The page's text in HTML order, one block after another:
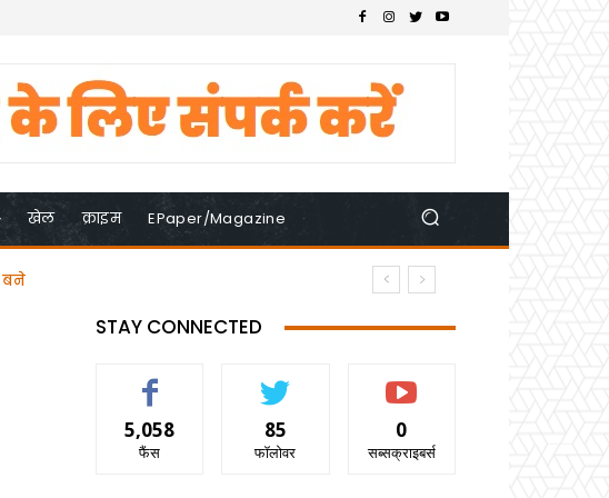
खेल क्राइम EPaper/Magazine
STAY CONNECTED
5,058
फैंस
85
फॉलोवर
0
सब्सक्राइबर्स